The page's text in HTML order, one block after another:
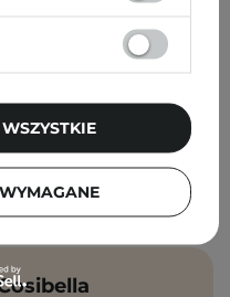
Mycia Twarzy - 100ml
zł